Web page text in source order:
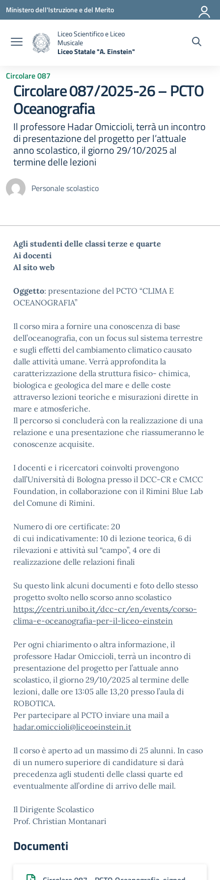
Vai ai contenuti
Vai al menu di navigazione
Vai al footer
Ministero dell'Istruzione e del Merito
Liceo Scientifico e Liceo
Musicale
Liceo Statale "A. Einstein"
Circolare 087
Circolare 087/2025-26 – PCTO
Oceanografia
Il professore Hadar Omiccioli, terrà un incontro
di presentazione del progetto per l’attuale
anno scolastico, il giorno 29/10/2025 al
termine delle lezioni
Personale scolastico
Agli studenti delle classi terze e quarte
Ai docenti
Al sito web
Oggetto: presentazione del PCTO “CLIMA E
OCEANOGRAFIA”
Il corso mira a fornire una conoscenza di base
dell’oceanografia, con un focus sul sistema terrestre
e sugli effetti del cambiamento climatico causato
dalle attività umane. Verrà approfondita la
caratterizzazione della struttura fisico- chimica,
biologica e geologica del mare e delle coste
attraverso lezioni teoriche e misurazioni dirette in
mare e atmosferiche.
Il percorso si concluderà con la realizzazione di una
relazione e una presentazione che riassumeranno le
conoscenze acquisite.
I docenti e i ricercatori coinvolti provengono
dall’Università di Bologna presso il DCC-CR e CMCC
Foundation, in collaborazione con il Rimini Blue Lab
del Comune di Rimini.
Numero di ore certificate: 20
di cui indicativamente: 10 di lezione teorica, 6 di
rilevazioni e attività sul “campo”, 4 ore di
realizzazione delle relazioni finali
Su questo link alcuni documenti e foto dello stesso
progetto svolto nello scorso anno scolastico
https://centri.unibo.it/dcc-cr/en/events/corso-
clima-e-oceanografia-per-il-liceo-einstein
Per ogni chiarimento o altra informazione, il
professore Hadar Omiccioli, terrà un incontro di
presentazione del progetto per l’attuale anno
scolastico, il giorno 29/10/2025 al termine delle
lezioni, dalle ore 13:05 alle 13,20 presso l’aula di
ROBOTICA.
Per partecipare al PCTO inviare una mail a
hadar.omiccioli@liceoeinstein.it
Il corso è aperto ad un massimo di 25 alunni. In caso
di un numero superiore di candidature si darà
precedenza agli studenti delle classi quarte ed
eventualmente all’ordine di arrivo delle mail.
Il Dirigente Scolastico
Prof. Christian Montanari
Documenti